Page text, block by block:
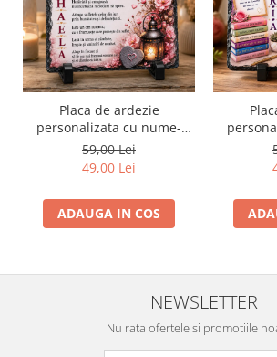
Placa de ardezie
personalizata cu nume-
Mihaela
59,00 Lei
49,00 Lei
ADAUGA IN COS
NEWSLETTER
Nu rata ofertele si promotiile